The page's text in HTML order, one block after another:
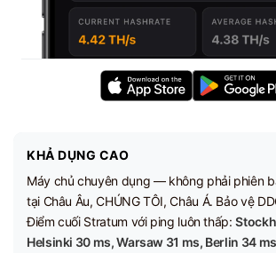
KHẢ DỤNG CAO
Máy chủ chuyên dụng — không phải phiên
tại Châu Âu, CHÚNG TÔI, Châu Á. Bảo vệ
Điểm cuối Stratum với ping luôn thấp:
Helsinki 30 ms, Warsaw 31 ms, Berlin 34